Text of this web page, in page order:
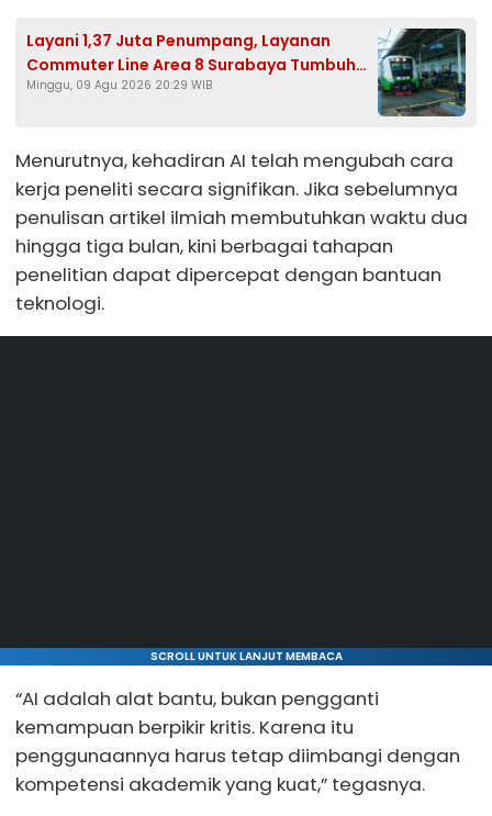
Layani 1,37 Juta Penumpang, Layanan
Commuter Line Area 8 Surabaya Tumbuh
9%
Minggu, 09 Agu 2026 20:29 WIB
Menurutnya, kehadiran AI telah mengubah cara
kerja peneliti secara signifikan. Jika sebelumnya
penulisan artikel ilmiah membutuhkan waktu dua
hingga tiga bulan, kini berbagai tahapan
penelitian dapat dipercepat dengan bantuan
teknologi.
SCROLL UNTUK LANJUT MEMBACA
“AI adalah alat bantu, bukan pengganti
kemampuan berpikir kritis. Karena itu
penggunaannya harus tetap diimbangi dengan
kompetensi akademik yang kuat,” tegasnya.